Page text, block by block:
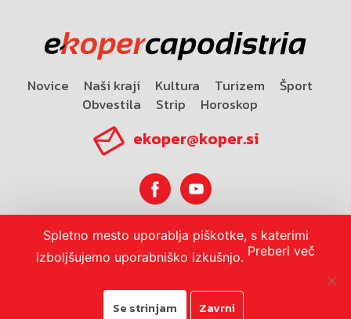
Novice Naši kraji Kultura Turizem
Šport
Obvestila
Strip Horoskop
ekoper@koper.si
Horoskop
Spletno mesto uporablja piškotke, s katerimi
izboljšujemo uporabniško izkušnjo. Preberi več
Se strinjam Zavrni